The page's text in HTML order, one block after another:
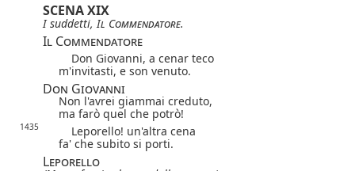
SCENA XIX
I suddetti, Il Commendatore.
Il Commendatore
Don Giovanni, a cenar teco
m'invitasti, e son venuto.
Don Giovanni
Non l'avrei giammai creduto,
ma farò quel che potrò!
1435
Leporello! un'altra cena
fa' che subito si porti.
Leporello